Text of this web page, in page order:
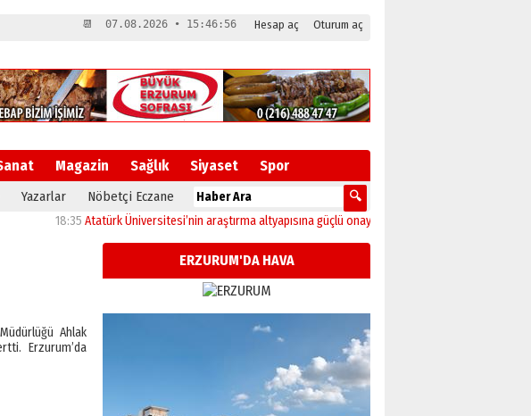
Hesap aç Oturum aç
📆 07.08.2026 • 15:46:57
Magazin Sağlık Siyaset Spor
Yazarlar Nöbetçi Eczane
Atatürk Üniversitesi’nin araştırma altyapısına güçlü onay 12:04
Ahlak
Erzurum’da
ERZURUM'DA HAVA